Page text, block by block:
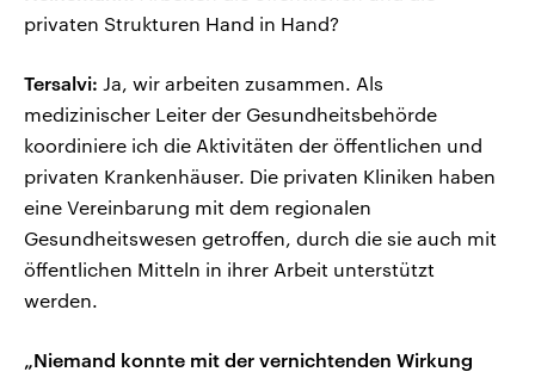
privaten Strukturen Hand in Hand?
Tersalvi: Ja, wir arbeiten zusammen. Als
medizinischer Leiter der Gesundheitsbehörde
koordiniere ich die Aktivitäten der öffentlichen und
privaten Krankenhäuser. Die privaten Kliniken haben
eine Vereinbarung mit dem regionalen
Gesundheitswesen getroffen, durch die sie auch mit
öffentlichen Mitteln in ihrer Arbeit unterstützt
werden.
„Niemand konnte mit der vernichtenden Wirkung